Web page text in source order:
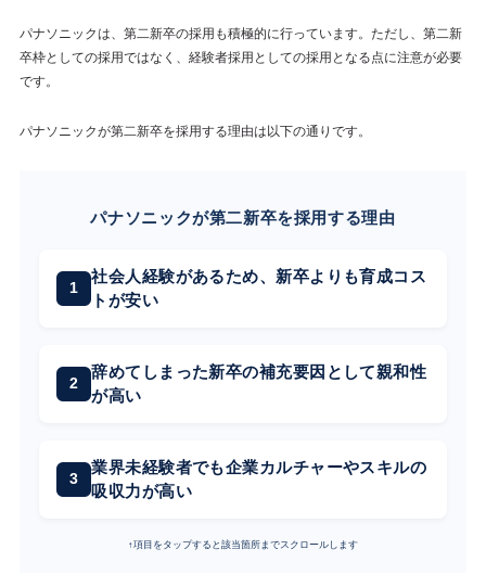
パナソニックは、第二新卒の採用も積極的に行っています。ただし、第二新
卒枠としての採用ではなく、経験者採用としての採用となる点に注意が必要
です。
パナソニックが第二新卒を採用する理由は以下の通りです。
パナソニックが第二新卒を採用する理由
社会人経験があるため、新卒よりも育成コス
トが安い
辞めてしまった新卒の補充要因として親和性
が高い
業界未経験者でも企業カルチャーやスキルの
吸収力が高い
↑項目をタップすると該当箇所までスクロールします